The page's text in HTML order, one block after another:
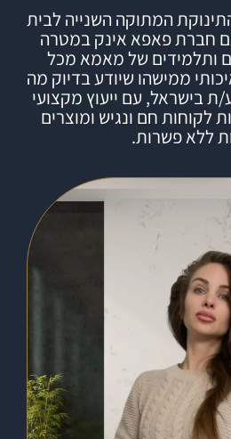
עם התינוקת המתוקה השנייה לבית
חברתפאפא אינקבמטרה
ותלמידים של מאמא מכל
ממישהו שיודע בדיוק מה
בישראל, עם ייעוץ מקצועי
לקוחות חם ונגיש ומוצרים
ללא פשרות.